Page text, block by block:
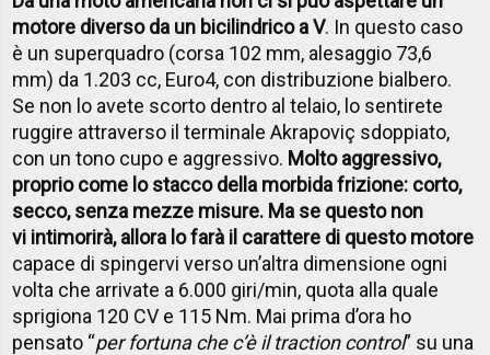
motore diverso da un bicilindrico a V. In questo caso
è un superquadro (corsa 102 mm, alesaggio 73,6
mm) da 1.203 cc, Euro4, con distribuzione bialbero.
Se non lo avete scorto dentro al telaio, lo sentirete
ruggire attraverso il terminale Akrapoviç sdoppiato,
con un tono cupo e aggressivo. Molto aggressivo,
proprio come lo stacco della morbida frizione: corto,
secco, senza mezze misure. Ma se questo non
vi intimorirà, allora lo farà il carattere di questo motore
capace di spingervi verso un’altra dimensione ogni
volta che arrivate a 6.000 giri/min, quota alla quale
sprigiona 120 CV e 115 Nm. Mai prima d’ora ho
pensato “per fortuna che c’è il traction control” su una